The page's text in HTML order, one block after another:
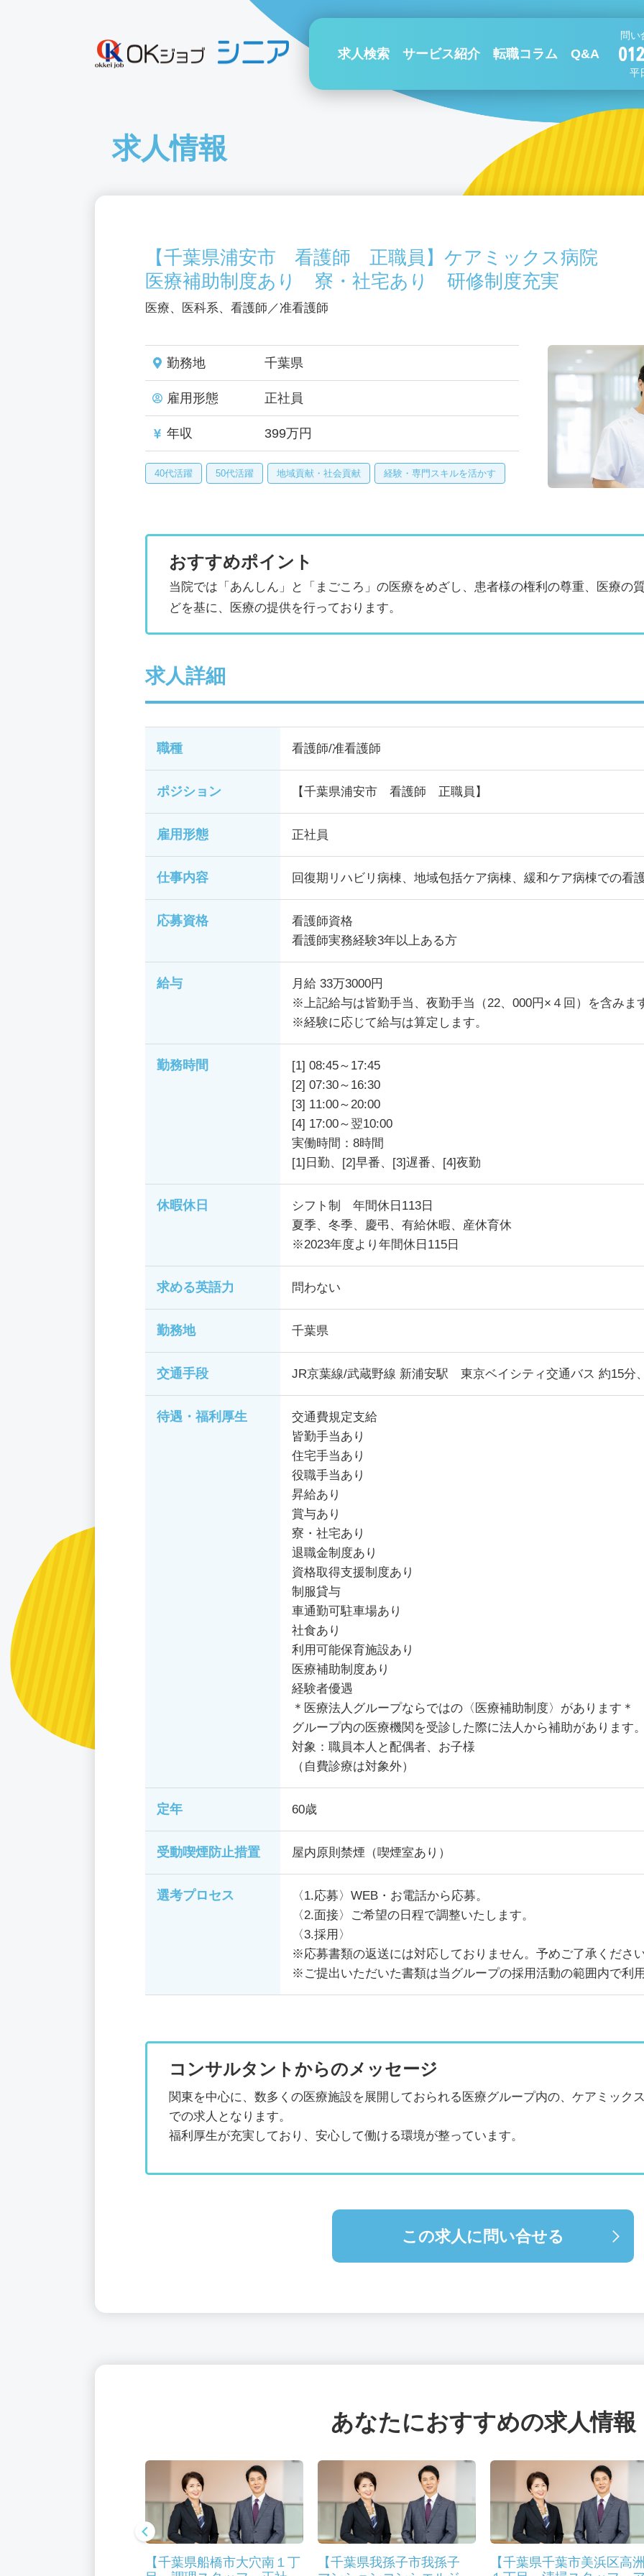
求人検索 サービス紹介 転職コラム Q&A
問い
平
求人情報
【千葉県浦安市 看護師 正職員】ケアミックス病院
医療補助制度あり 寮・社宅あり 研修制度充実
医療、医科系、看護師／准看護師
勤務地 千葉県
雇用形態 正社員
年収 399万円
40代活躍 50代活躍 地域貢献・社会貢献 経験・専門スキルを活かす
おすすめポイント
当院では「あんしん」と「まごころ」の医療をめざし、患者様の権利の尊重、医療の
どを基に、医療の提供を行っております。
求人詳細
職種 看護師/准看護師
ポジション 【千葉県浦安市 看護師 正職員】
雇用形態 正社員
仕事内容 回復期リハビリ病棟、地域包括ケア病棟、緩和ケア病棟での看
応募資格
看護師資格
看護師実務経験3年以上ある方
給与
月給 33万3000円
※上記給与は皆勤手当、夜勤手当（22、000円×４回）を含みま
※経験に応じて給与は算定します。
勤務時間
[1] 08:45～17:45
[2] 07:30～16:30
[3] 11:00～20:00
[4] 17:00～翌10:00
実働時間：8時間
[1]日勤、[2]早番、[3]遅番、[4]夜勤
休暇休日
シフト制 年間休日113日
夏季、冬季、慶弔、有給休暇、産休育休
※2023年度より年間休日115日
求める英語力 問わない
勤務地 千葉県
交通手段 JR京葉線/武蔵野線 新浦安駅 東京ベイシティ交通バス 約15分
待遇・福利厚生
交通費規定支給
皆勤手当あり
住宅手当あり
役職手当あり
昇給あり
賞与あり
寮・社宅あり
退職金制度あり
資格取得支援制度あり
制服貸与
車通勤可駐車場あり
社食あり
利用可能保育施設あり
医療補助制度あり
経験者優遇
＊医療法人グループならではの〈医療補助制度〉があります＊
グループ内の医療機関を受診した際に法人から補助があります
対象：職員本人と配偶者、お子様
（自費診療は対象外）
定年 60歳
受動喫煙防止措置 屋内原則禁煙（喫煙室あり）
選考プロセス
〈1.応募〉WEB・お電話から応募。
〈2.面接〉ご希望の日程で調整いたします。
〈3.採用〉
※応募書類の返送には対応しておりません。予めご了承くださ
※ご提出いただいた書類は当グループの採用活動の範囲内で利
コンサルタントからのメッセージ
関東を中心に、数多くの医療施設を展開しておられる医療グループ内の、ケアミック
での求人となります。
福利厚生が充実しており、安心して働ける環境が整っています。
この求人に問い合せる
あなたにおすすめの求人情報
【千葉県船橋市大穴南１丁
【千葉県我孫子市我孫子
【千葉県千葉市美浜区高